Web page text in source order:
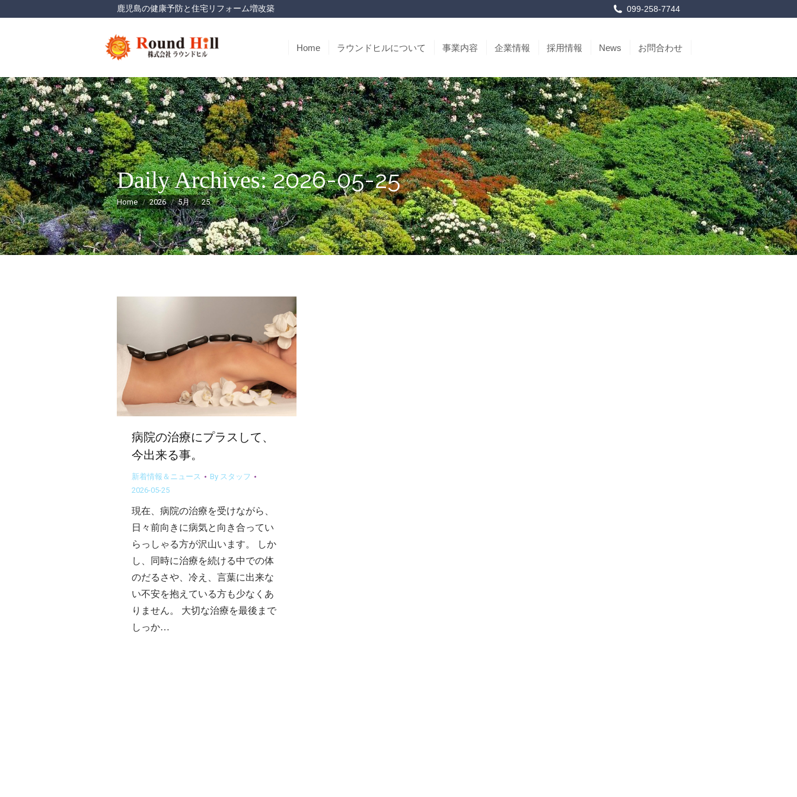
鹿児島の健康予防と住宅リフォーム増改築 099-258-7744
Home ラウンドヒルについて 事業内容 企業情報 採用情報 News お問合わせ
Daily Archives:2026-05-25
You are here:
Home 2026 5月 25
病院の治療にプラスして、
今出来る事。
新着情報＆ニュース By スタッフ
2026-05-25
現在、病院の治療を受けながら、
日々前向きに病気と向き合ってい
らっしゃる方が沢山います。 しか
し、同時に治療を続ける中での体
のだるさや、冷え、言葉に出来な
い不安を抱えている方も少なくあ
りません。 大切な治療を最後まで
しっか…